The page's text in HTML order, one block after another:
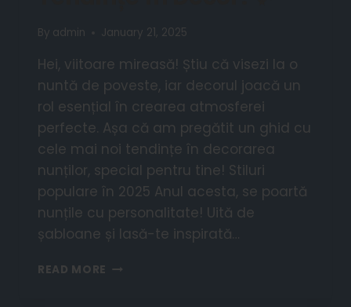
By admin January 21, 2025
Hei, viitoare mireasă! Știu că visezi la o
nuntă de poveste, iar decorul joacă un
rol esențial în crearea atmosferei
perfecte. Așa că am pregătit un ghid cu
cele mai noi tendințe în decorarea
nunților, special pentru tine! Stiluri
populare în 2025 Anul acesta, se poartă
nunțile cu personalitate! Uită de
șabloane și lasă-te inspirată…
READ MORE